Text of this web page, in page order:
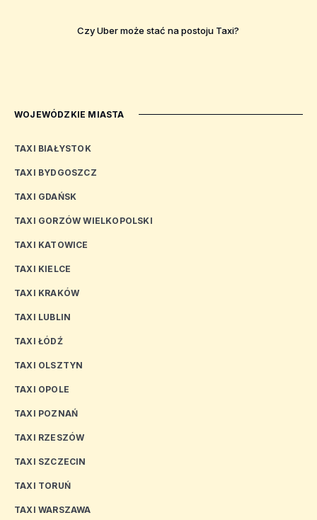
Czy Uber może stać na postoju Taxi?
WOJEWÓDZKIE MIASTA
TAXI BIAŁYSTOK
TAXI BYDGOSZCZ
TAXI GDAŃSK
TAXI GORZÓW WIELKOPOLSKI
TAXI KATOWICE
TAXI KIELCE
TAXI KRAKÓW
TAXI LUBLIN
TAXI ŁÓDŹ
TAXI OLSZTYN
TAXI OPOLE
TAXI POZNAŃ
TAXI RZESZÓW
TAXI SZCZECIN
TAXI TORUŃ
TAXI WARSZAWA